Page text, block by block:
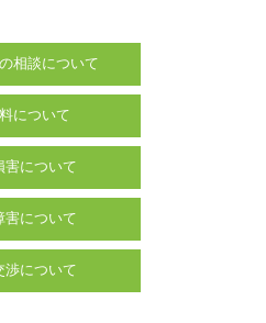
相談について
について
害について
害について
渉について